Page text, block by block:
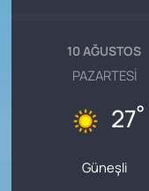
10 AĞUSTOS
PAZARTESI
27°
Güneşli